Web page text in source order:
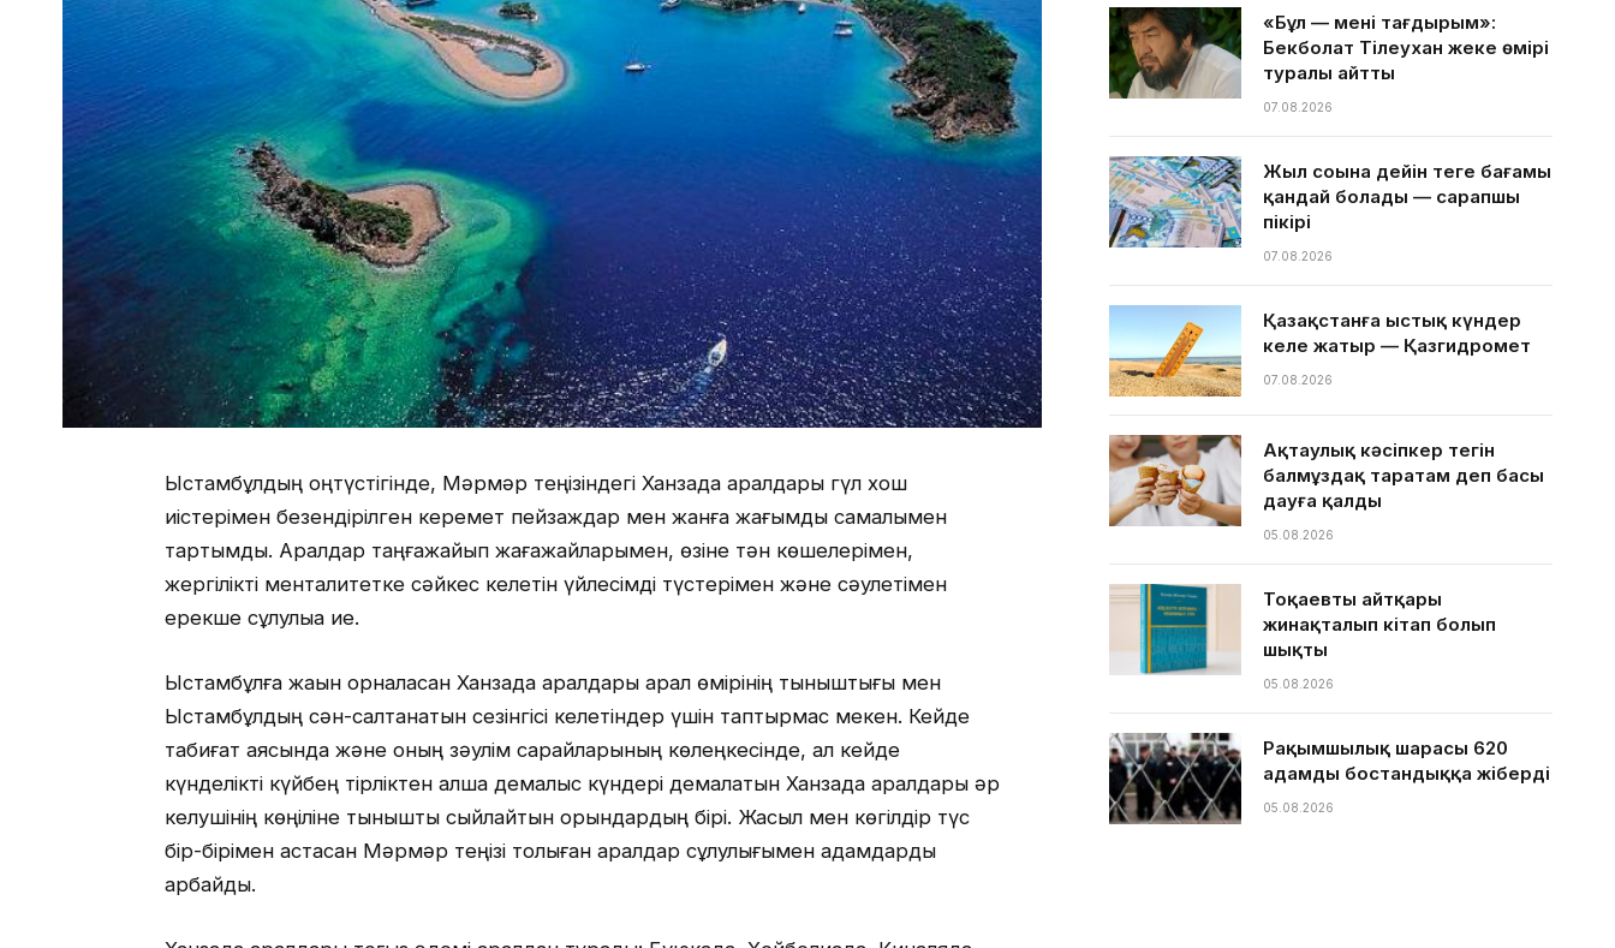
Ыстамбұлдың оңтүстігінде, Мәрмәр теңізіндегі Ханзада аралдары гүл хош
иістерімен безендірілген керемет пейзаждар мен жанға жағымды самалымен
тартымды. Аралдар таңғажайып жағажайларымен, өзіне тән көшелерімен,
жергілікті менталитетке сәйкес келетін үйлесімді түстерімен және сәулетімен
ерекше сұлулыққа ие.
Ыстамбұлға жақын орналасқан Ханзада аралдары арал өмірінің тыныштығы мен
Ыстамбұлдың сән-салтанатын сезінгісі келетіндер үшін таптырмас мекен. Кейде
табиғат аясында және оның зәулім сарайларының көлеңкесінде, ал кейде
күнделікті күйбең тірліктен алшақ демалыс күндері демалатын Ханзада аралдары әр
келушінің көңіліне тыныштық сыйлайтын орындардың бірі. Жасыл мен көгілдір түс
бір-бірімен астасқан Мәрмәр теңізі толқыған аралдар сұлулығымен адамдарды
арбайды.
«Бұл — менің тағдырым»:
Бекболат Тілеухан жеке өмірі
туралы айтты
07.08.2026
Жыл соңына дейін теңге бағамы
қандай болады — сарапшы
пікірі
07.08.2026
Қазақстанға ыстық күндер
келе жатыр — Қазгидромет
07.08.2026
Ақтаулық кәсіпкер тегін
балмұздақ таратам деп басы
дауға қалды
05.08.2026
Тоқаевтың айтқары
жинақталып кітап болып
шықты
05.08.2026
Рақымшылық шарасы 620
адамды бостандыққа жіберді
05.08.2026